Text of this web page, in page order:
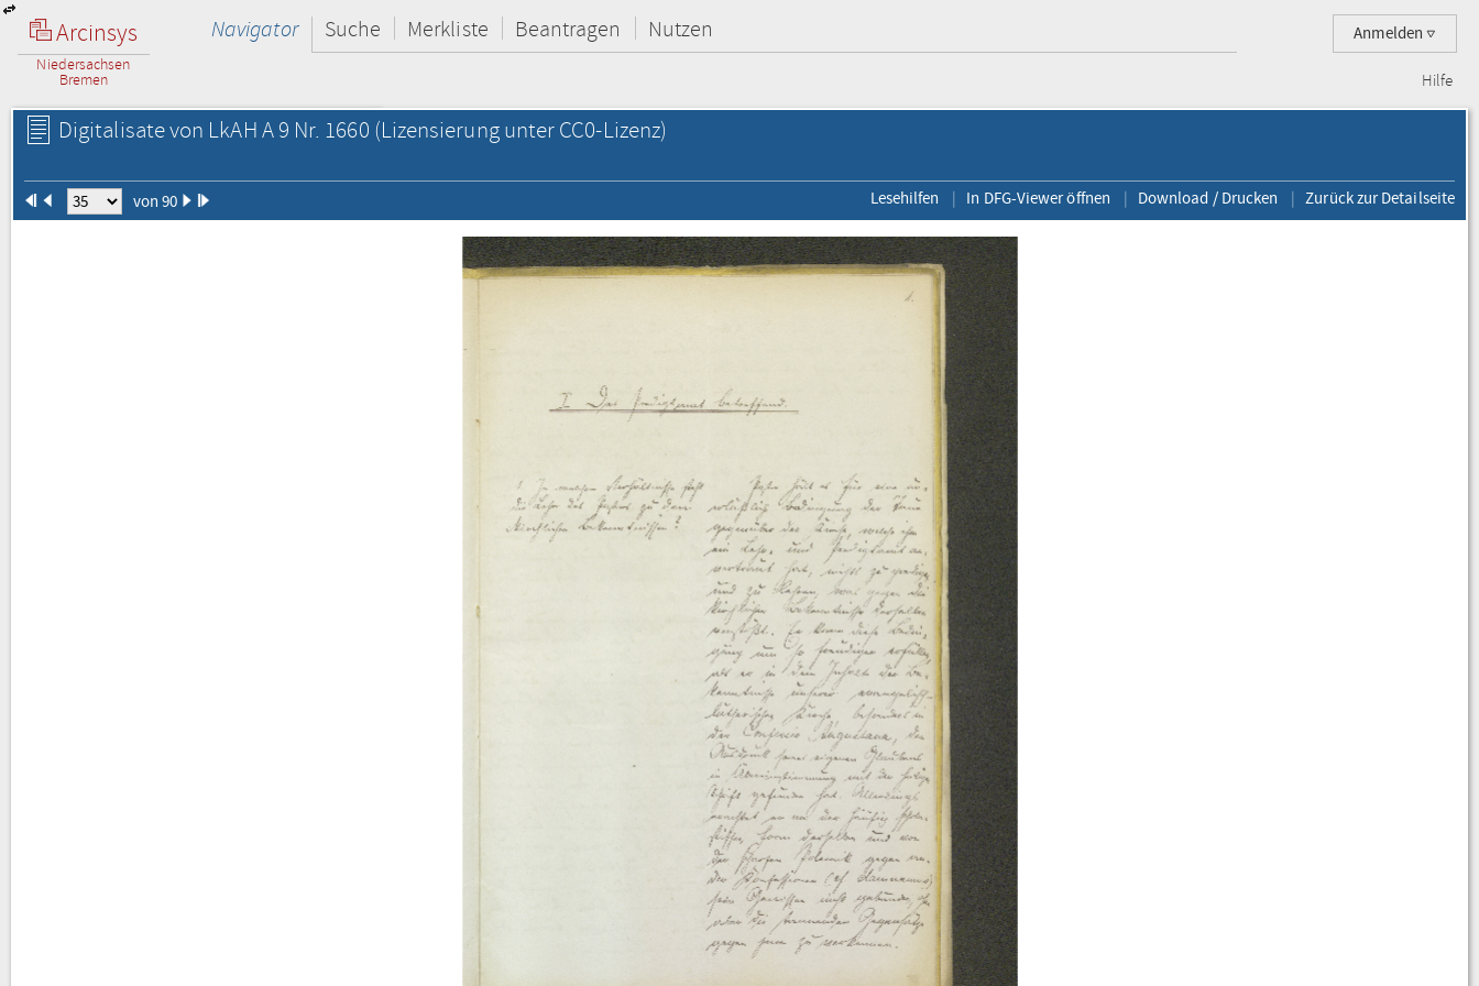
Arcinsys
Niedersachsen
Bremen
Anmelden
Navigator Suche Merkliste Beantragen Nutzen
Hilfe
Digitalisate von LkAH A 9 Nr. 1660 (Lizensierung unter CC0-Lizenz)
von 90 Lesehilfen In DFG-Viewer öffnen Download / Drucken Zurück zur Detailseite